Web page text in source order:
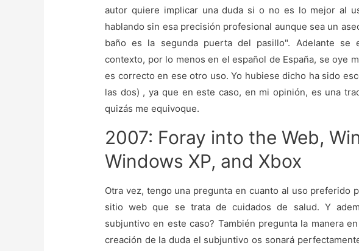
autor quiere implicar una duda si o no es lo mejor al
hablando sin esa precisión profesional aunque sea un
baño es la segunda puerta del pasillo". Adelante se
contexto, por lo menos en el español de España, se oye
es correcto en ese otro uso. Yo hubiese dicho ha sido
las dos) , ya que en este caso, en mi opinión, es una
quizás me equivoque.
2007: Foray into the Web,
Windows XP, and Xbox
Otra vez, tengo una pregunta en cuanto al uso preferido
sitio web que se trata de cuidados de salud. Y
subjuntivo en este caso? También pregunta la manera
creación de la duda el subjuntivo os sonará